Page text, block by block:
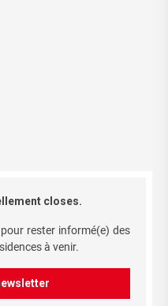
closes.
rester informé(e) des
à venir.